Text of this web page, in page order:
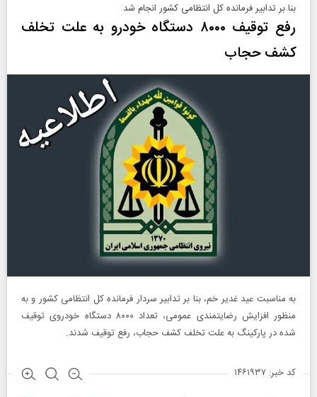
بنا بر تدابیر فرمانده کل انتظامی کشور انجام شد
رفع توقیف ۸۰۰۰ دستگاه خودرو به علت تخلف
کشف حجاب
به مناسبت عید غدیر خم، بنا بر تدابیر سردار فرمانده کل انتظامی کشور و به
منظور افزایش رضایتمندی عمومی، تعداد ۸۰۰۰ دستگاه خودروی توقیف
شده در پارکینگ به علت تخلف کشف حجاب، رفع توقیف شدند.
کد خبر: ۱۴۶۱۹۳۷